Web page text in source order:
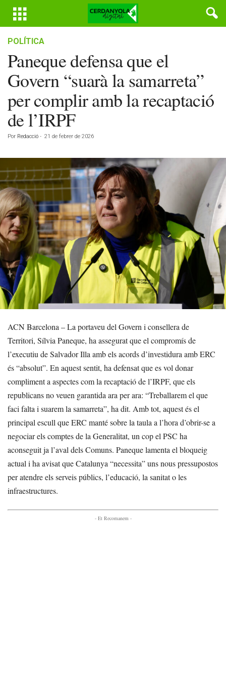
POLÍTICA
Paneque defensa que el
Govern “suarà la samarreta”
per complir amb la recaptació
de l’IRPF
Por Redacció - 21 de febrer de 2026
ACN Barcelona – La portaveu del Govern i consellera de
Territori, Sílvia Paneque, ha assegurat que el compromís de
l’executiu de Salvador Illa amb els acords d’investidura amb ERC
és “absolut”. En aquest sentit, ha defensat que es vol donar
compliment a aspectes com la recaptació de l’IRPF, que els
republicans no veuen garantida ara per ara: “Treballarem el que
faci falta i suarem la samarreta”, ha dit. Amb tot, aquest és el
principal escull que ERC manté sobre la taula a l’hora d’obrir-se a
negociar els comptes de la Generalitat, un cop el PSC ha
aconseguit ja l’aval dels Comuns. Paneque lamenta el bloqueig
actual i ha avisat que Catalunya “necessita” uns nous pressupostos
per atendre els serveis públics, l’educació, la sanitat o les
infraestructures.
- Et Recomanem -